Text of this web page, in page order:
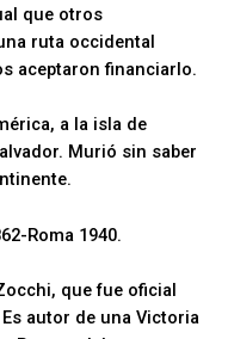
que otros
ruta occidental
aceptaron financiarlo.
a la isla de
Murió sin saber
Roma 1940.
que fue oficial
autor de una Victoria